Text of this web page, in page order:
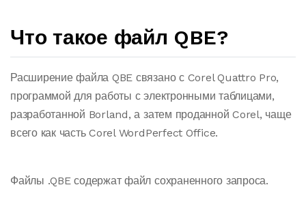
Что такое файл QBE?
Расширение файла QBE связано с Corel Quattro Pro,
программой для работы с электронными таблицами,
разработанной Borland, а затем проданной Corel, чаще
всего как часть Corel WordPerfect Office.
Файлы .QBE содержат файл сохраненного запроса.